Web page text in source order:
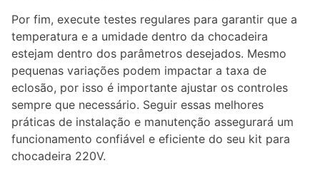
Por fim, execute testes regulares para garantir que a
temperatura e a umidade dentro da chocadeira
estejam dentro dos parâmetros desejados. Mesmo
pequenas variações podem impactar a taxa de
eclosão, por isso é importante ajustar os controles
sempre que necessário. Seguir essas melhores
práticas de instalação e manutenção assegurará um
funcionamento confiável e eficiente do seu kit para
chocadeira 220V.